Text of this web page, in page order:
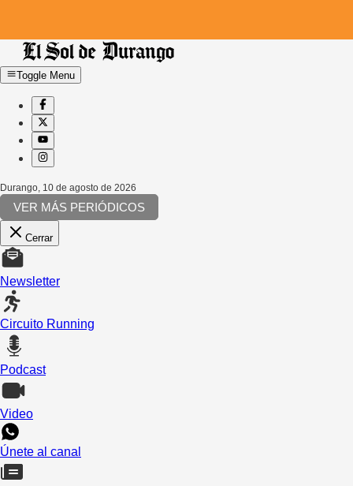
Toggle Menu
Durango 10 de agosto de 2026
VER MÁS PERIÓDICOS
Cerrar
Newsletter
Circuito Running
Podcast
Video
Únete al canal